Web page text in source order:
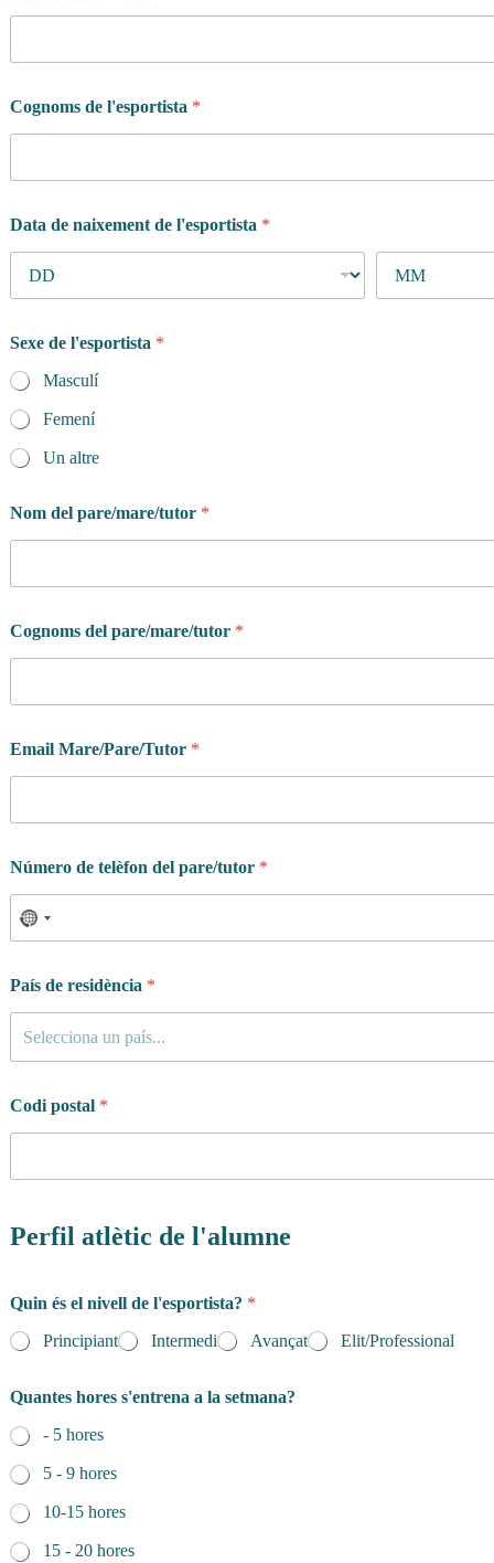
Cognoms de l'esportista *
Data de naixement de l'esportista *
Sexe de l'esportista *
Masculí
Femení
Un altre
Nom del pare/mare/tutor *
Cognoms del pare/mare/tutor *
Email Mare/Pare/Tutor *
e
l
Número de telèfon del pare/tutor *
País de residència *
Selecciona un país...
Codi postal *
Perfil atlètic de l'alumne
Quin és el nivell de l'esportista? *
Principiant
Intermedi Avançat Elit/Professional
Quantes hores s'entrena a la setmana?
- 5 hores
5 - 9 hores
10-15 hores
15 - 20 hores